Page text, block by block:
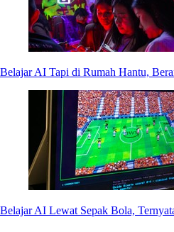
Belajar AI Tapi di Rumah Hantu,
Belajar AI Lewat Sepak Bola,